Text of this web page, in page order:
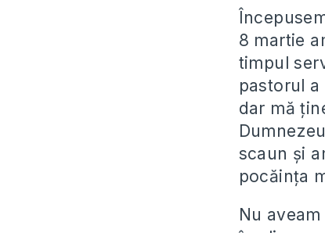
8 martie
timpul
pastorul
dar mă
scaun și
pocăința
Nu